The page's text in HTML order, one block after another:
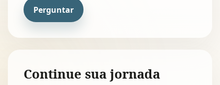
Perguntar
Continue sua jornada